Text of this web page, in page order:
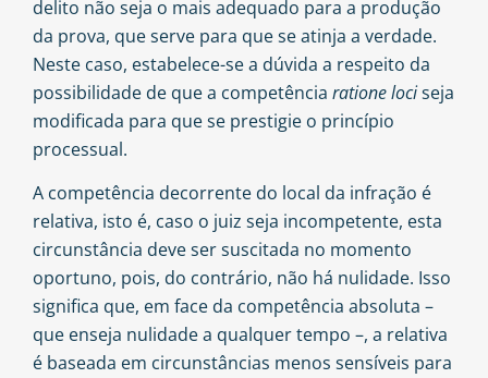
delito não seja o mais adequado para a produção
da prova, que serve para que se atinja a verdade.
Neste caso, estabelece-se a dúvida a respeito da
possibilidade de que a competência ratione lociseja
modificada para que se prestigie o princípio
processual.
A competência decorrente do local da infração é
relativa, isto é, caso o juiz seja incompetente, esta
circunstância deve ser suscitada no momento
oportuno, pois, do contrário, não há nulidade. Isso
significa que, em face da competência absoluta –
que enseja nulidade a qualquer tempo –, a relativa
é baseada em circunstâncias menos sensíveis para